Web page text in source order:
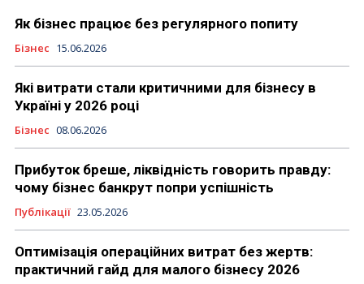
Як бізнес працює без регулярного попиту
Бізнес 15.06.2026
Які витрати стали критичними для бізнесу в
Україні у 2026 році
Бізнес 08.06.2026
Прибуток бреше, ліквідність говорить правду:
чому бізнес банкрут попри успішність
Публікації 23.05.2026
Оптимізація операційних витрат без жертв:
практичний гайд для малого бізнесу 2026